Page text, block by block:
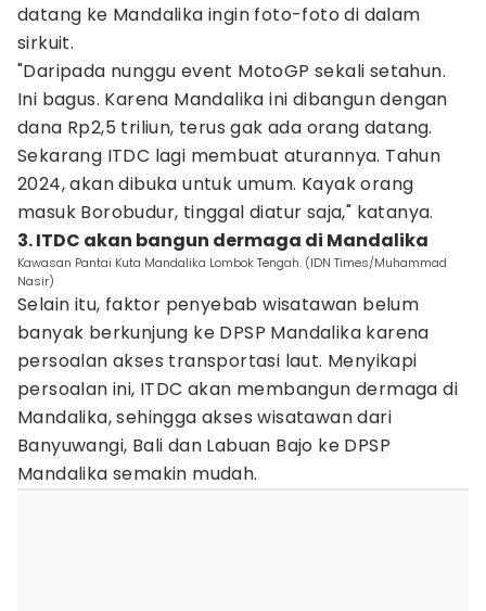
datang ke Mandalika ingin foto-foto di dalam
sirkuit.
"Daripada nunggu event MotoGP sekali setahun.
Ini bagus. Karena Mandalika ini dibangun dengan
dana Rp2,5 triliun, terus gak ada orang datang.
Sekarang ITDC lagi membuat aturannya. Tahun
2024, akan dibuka untuk umum. Kayak orang
masuk Borobudur, tinggal diatur saja," katanya.
3. ITDC akan bangun dermaga di Mandalika
Kawasan Pantai Kuta Mandalika Lombok Tengah. (IDN Times/Muhammad
Nasir)
Selain itu, faktor penyebab wisatawan belum
banyak berkunjung ke DPSP Mandalika karena
persoalan akses transportasi laut. Menyikapi
persoalan ini, ITDC akan membangun dermaga di
Mandalika, sehingga akses wisatawan dari
Banyuwangi, Bali dan Labuan Bajo ke DPSP
Mandalika semakin mudah.